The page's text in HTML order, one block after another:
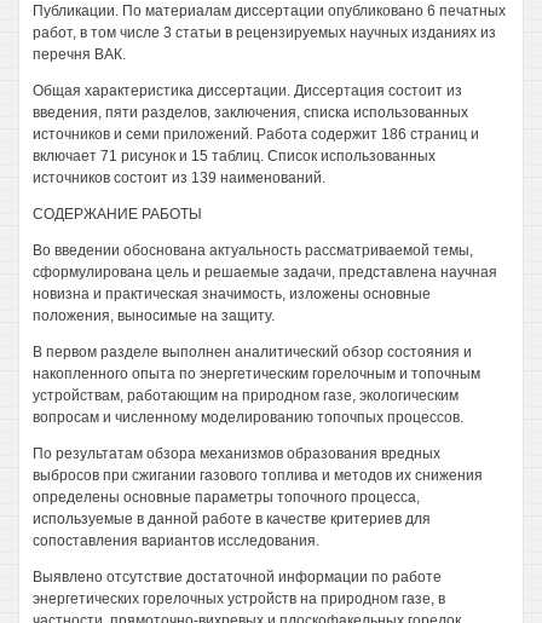
Публикации. По материалам диссертации опубликовано 6 печатных
работ, в том числе 3 статьи в рецензируемых научных изданиях из
перечня ВАК.
Общая характеристика диссертации. Диссертация состоит из
введения, пяти разделов, заключения, списка использованных
источников и семи приложений. Работа содержит 186 страниц и
включает 71 рисунок и 15 таблиц. Список использованных
источников состоит из 139 наименований.
СОДЕРЖАНИЕ РАБОТЫ
Во введении обоснована актуальность рассматриваемой темы,
сформулирована цель и решаемые задачи, представлена научная
новизна и практическая значимость, изложены основные
положения, выносимые на защиту.
В первом разделе выполнен аналитический обзор состояния и
накопленного опыта по энергетическим горелочным и топочным
устройствам, работающим на природном газе, экологическим
вопросам и численному моделированию топочпых процессов.
По результатам обзора механизмов образования вредных
выбросов при сжигании газового топлива и методов их снижения
определены основные параметры топочного процесса,
используемые в данной работе в качестве критериев для
сопоставления вариантов исследования.
Выявлено отсутствие достаточной информации по работе
энергетических горелочных устройств на природном газе, в